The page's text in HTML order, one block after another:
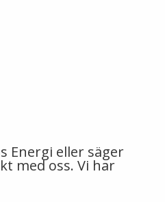
Energi eller säger
med oss. Vi har